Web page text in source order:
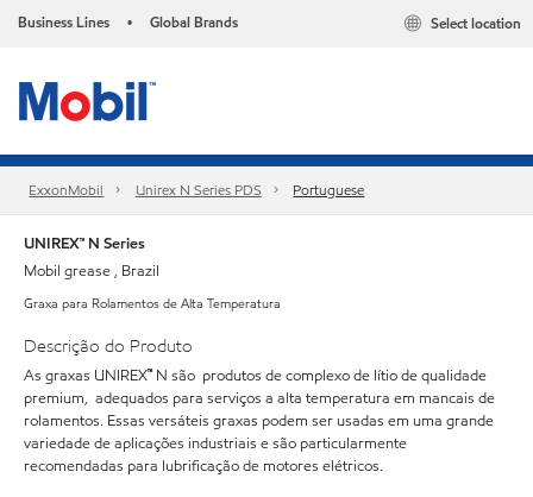
Business Lines • Global Brands Select location
ExxonMobil Unirex N Series PDS Portuguese
UNIREX™ N Series
Mobil grease , Brazil
Graxa para Rolamentos de Alta Temperatura
Descrição do Produto
As graxas UNIREX™N são produtos de complexo de lítio de qualidade
premium, adequados para serviços a alta temperatura em mancais de
rolamentos. Essas versáteis graxas podem ser usadas em uma grande
variedade de aplicações industriais e são particularmente
recomendadas para lubrificação de motores elétricos.